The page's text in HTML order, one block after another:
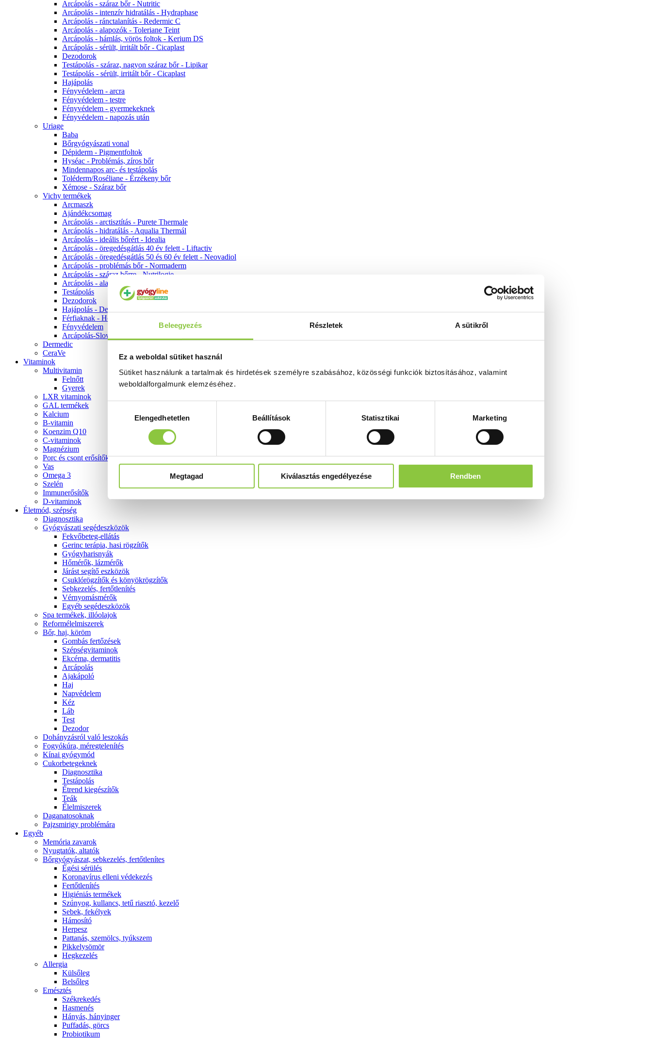
Beleegyezés Részletek A sütikről
Ez a weboldal sütiket használ
Sütiket használunk a tartalmak és hirdetések személyre szabásához, közösségi funkciók biztosításához, valamint
weboldalforgalmunk elemzéséhez.
kiválasztásaElengedhetetlen Beállítások Statisztikai Marketing
Megtagad Kiválasztás engedélyezése Rendben
Arcápolás - száraz bőr - Nutritic
Arcápolás - intenzív hidratálás - Hydraphase
Arcápolás - ránctalanítás - Redermic C
Arcápolás - alapozók - Toleriane Teint
Arcápolás - hámlás, vörös foltok - Kerium DS
Arcápolás - sérült, irritált bőr - Cicaplast
Dezodorok
Testápolás - száraz, nagyon száraz bőr - Lipikar
Testápolás - sérült, irritált bőr - Cicaplast
Hajápolás
Fényvédelem - arcra
Fényvédelem - testre
Fényvédelem - gyermekeknek
Fényvédelem - napozás után
Uriage
Baba
Bőrgyógyászati vonal
Dépiderm - Pigmentfoltok
Hyséac - Problémás, zíros bőr
Mindennapos arc- és testápolás
Toléderm/Roséliane - Érzékeny bőr
Xémose - Száraz bőr
Vichy termékek
Arcmaszk
Ajándékcsomag
Arcápolás - arctisztítás - Purete Thermale
Arcápolás - hidratálás - Aqualia Thermál
Arcápolás - ideális bőrért - Idealia
Arcápolás - öregedésgátlás 40 év felett - Liftactiv
Arcápolás - öregedésgátlás 50 és 60 év felett - Neovadiol
Arcápolás - problémás bőr - Normaderm
Arcápolás - száraz bőrre - Nutrilogie
Arcápolás - alapozók
Testápolás
Dezodorok
Hajápolás - Dercos
Férfiaknak - Homme
Fényvédelem
Arcápolás-Slow Age
Dermedic
CeraVe
Vitaminok
Multivitamin
Felnőtt
Gyerek
LXR vitaminok
GAL termékek
Kalcium
B-vitamin
Koenzim Q10
C-vitaminok
Magnézium
Porc és csont erősítők
Vas
Omega 3
Szelén
Immunerősítők
D-vitaminok
Életmód, szépség
Diagnosztika
Gyógyászati segédeszközök
Fekvőbeteg-ellátás
Gerinc terápia, hasi rögzítők
Gyógyharisnyák
Hőmérők, lázmérők
Járást segítő eszközök
Csuklórögzítők és könyökrögzítők
Sebkezelés, fertőtlenítés
Vérnyomásmérők
Egyéb segédeszközök
Spa termékek, illóolajok
Reformélelmiszerek
Bőr, haj, köröm
Gombás fertőzések
Szépségvitaminok
Ekcéma, dermatitis
Arcápolás
Ajakápoló
Haj
Napvédelem
Kéz
Láb
Test
Dezodor
Dohányzásról való leszokás
Fogyókúra, méregtelenítés
Kínai gyógymód
Cukorbetegeknek
Diagnosztika
Testápolás
É́trend kiegészítők
Teák
É́lelmiszerek
Daganatosoknak
Pajzsmirigy problémára
Egyéb
Memória zavarok
Nyugtatók, altatók
Bőrgyógyászat, sebkezelés, fertőtlenítes
É́gési sérülés
Koronavírus elleni védekezés
Fertőtlenítés
Higiéniás termékek
Szúnyog, kullancs, tetű riasztó, kezelő
Sebek, fekélyek
Hámosító
Herpesz
Pattanás, szemölcs, tyúkszem
Pikkelysömör
Hegkezelés
Allergia
Külsőleg
Belsőleg
Emésztés
Székrekedés
Hasmenés
Hányás, hányinger
Puffadás, görcs
Probiotikum